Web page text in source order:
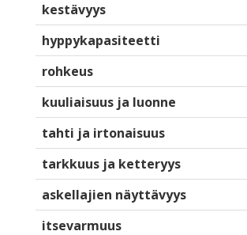
kestävyys
hyppykapasiteetti
rohkeus
kuuliaisuus ja luonne
tahti ja irtonaisuus
tarkkuus ja ketteryys
askellajien näyttävyys
itsevarmuus